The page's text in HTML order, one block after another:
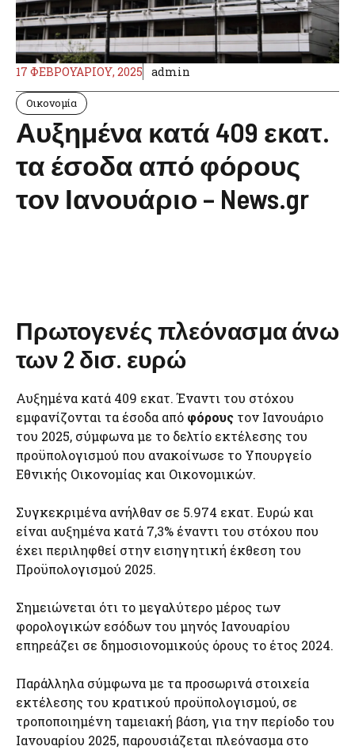
17 ΦΕΒΡΟΥΑΡΊΟΥ, 2025 admin
Οικονομία
Αυξημένα κατά 409 εκατ.
τα έσοδα από φόρους
τον Ιανουάριο – News.gr
Πρωτογενές πλεόνασμα άνω
των 2 δισ. ευρώ
Αυξημένα κατά 409 εκατ. Έναντι του στόχου
εμφανίζονται τα έσοδα από φόρους τον Ιανουάριο
του 2025, σύμφωνα με το δελτίο εκτέλεσης του
προϋπολογισμού που ανακοίνωσε το Υπουργείο
Εθνικής Οικονομίας και Οικονομικών.
Συγκεκριμένα ανήλθαν σε 5.974 εκατ. Ευρώ και
είναι αυξημένα κατά 7,3% έναντι του στόχου που
έχει περιληφθεί στην εισηγητική έκθεση του
Προϋπολογισμού 2025.
Σημειώνεται ότι το μεγαλύτερο μέρος των
φορολογικών εσόδων του μηνός Ιανουαρίου
επηρεάζει σε δημοσιονομικούς όρους το έτος 2024.
Παράλληλα σύμφωνα με τα προσωρινά στοιχεία
εκτέλεσης του κρατικού προϋπολογισμού, σε
τροποποιημένη ταμειακή βάση, για την περίοδο του
Ιανουαρίου 2025, παρουσιάζεται πλεόνασμα στο